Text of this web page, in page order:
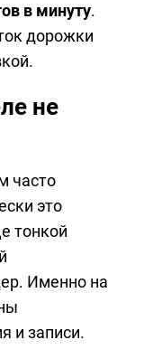
в минуту.
дорожки
не
часто
это
тонкой
Именно на
и записи.